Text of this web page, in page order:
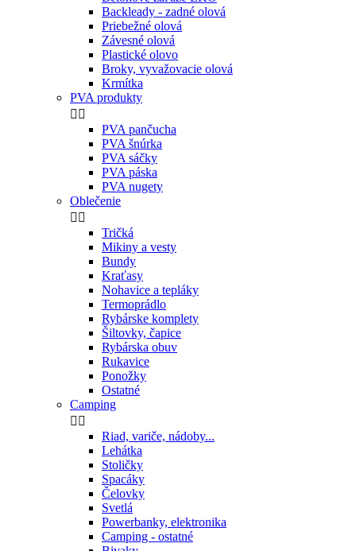
Backleady - zadné olová
Priebežné olová
Závesné olová
Plastické olovo
Broky, vyvažovacie olová
Krmítka
PVA produkty
 
PVA pančucha
PVA šnúrka
PVA sáčky
PVA páska
PVA nugety
Oblečenie
 
Tričká
Mikiny a vesty
Bundy
Kraťasy
Nohavice a tepláky
Termoprádlo
Rybárske komplety
Šiltovky, čapice
Rybárska obuv
Rukavice
Ponožky
Ostatné
Camping
 
Riad, variče, nádoby...
Lehátka
Stoličky
Spacáky
Čelovky
Svetlá
Powerbanky, elektronika
Camping - ostatné